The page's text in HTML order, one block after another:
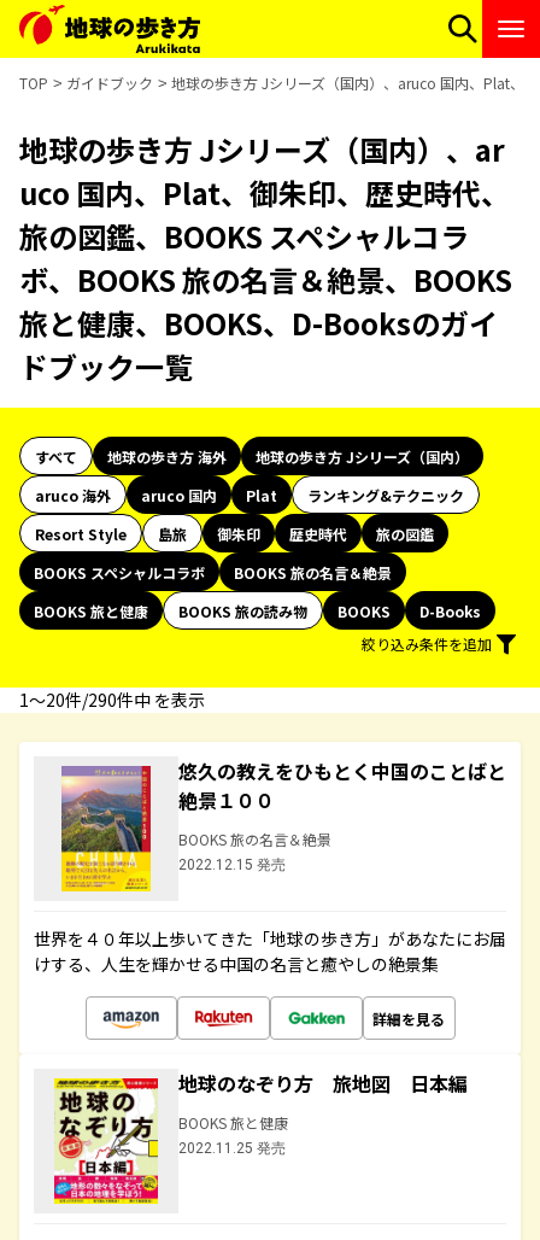
TOP ガイドブック 地球の歩き方 Jシリーズ（国内）、aruco 国内、Plat、
地球の歩き方 Jシリーズ（国内）、ar
uco 国内、Plat、御朱印、歴史時代、
旅の図鑑、BOOKS スペシャルコラ
ボ、BOOKS 旅の名言＆絶景、BOOKS
旅と健康、BOOKS、D-Booksのガイ
ドブック一覧
すべて 地球の歩き方 海外
地球の歩き方 Jシリーズ（国内）
aruco 海外
aruco 国内 Plat
ランキング&テクニック
Resort Style
島旅 御朱印 歴史時代
旅の図鑑
BOOKS スペシャルコラボ
BOOKS 旅の名言＆絶景
BOOKS 旅と健康
BOOKS 旅の読み物 BOOKS
D-Books
絞り込み条件を追加
1〜20件/290件中 を表示
悠久の教えをひもとく中国のことばと
絶景１００
BOOKS 旅の名言＆絶景
2022.12.15 発売
世界を４０年以上歩いてきた「地球の歩き方」があなたにお届
けする、人生を輝かせる中国の名言と癒やしの絶景集
詳細を見る
地球のなぞり方 旅地図 日本編
BOOKS 旅と健康
2022.11.25 発売